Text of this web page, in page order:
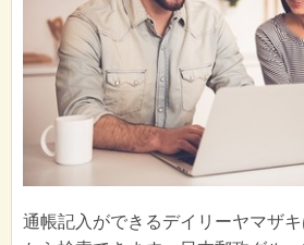
通帳記入ができるデイリーヤマザ